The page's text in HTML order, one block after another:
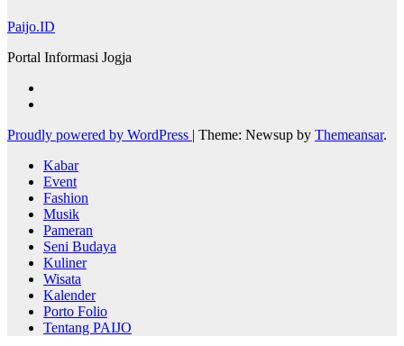
Paijo.ID
Portal Informasi Jogja
Proudly powered by WordPress | Theme: Newsup by Themeansar.
Kabar
Event
Fashion
Musik
Pameran
Seni Budaya
Kuliner
Wisata
Kalender
Porto Folio
Tentang PAIJO